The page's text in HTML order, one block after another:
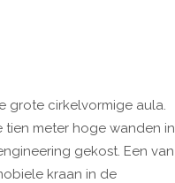
grote cirkelvormige aula.
meter hoge wanden in
gekost. Een van
kraan in de